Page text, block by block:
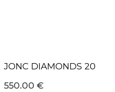
JONC DIAMONDS 20
550.00 €